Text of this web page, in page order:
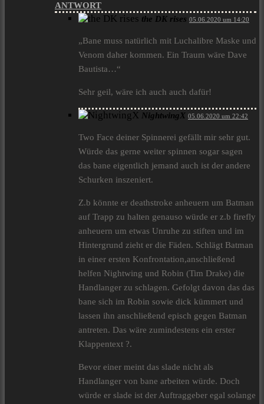
ANTWORT
the DK rises 05.06.2020 um 14:20
„Bane muss natürlich mit Luchalibre Maske und
Venom daher kommen. Ein Traum wäre Dave
Bautista…“
Sehr geil, wäre ich auch auch dafür!
NightwingX 05.06.2020 um 22:42
Two Face deiner Spinnerei gefällt mir sehr gut.
Würde das gerne weiter spinnen sogar sagen
das bane eigentlich jemand auch ist der andere
Schurken inszeniert.
Z.b könnte er deathstroke anheuern um Batman
auf Trapp zu halten genauso würde er z.b firefly
anheuern um etwas Unruhe zu stiften und im
Hintergrund zieht er die Fäden. Schlägt Batman
in einer ersten Konfrontation,anschließend
helfen Nightwing und Robin (Tim Drake) die
Handlanger zu schlagen. Gefolgt davon das das
bane sich im Robin sowie dick kümmert und
lassen ihn anschließend episch gegen Batman
antreten. Das wäre zumindestens ein erster
Klappentext ?.
Bevor einer meint das slade nicht als
Handlanger von bane arbeiten würde. Doch
würde er slade ist der Auftraggeber egal solange